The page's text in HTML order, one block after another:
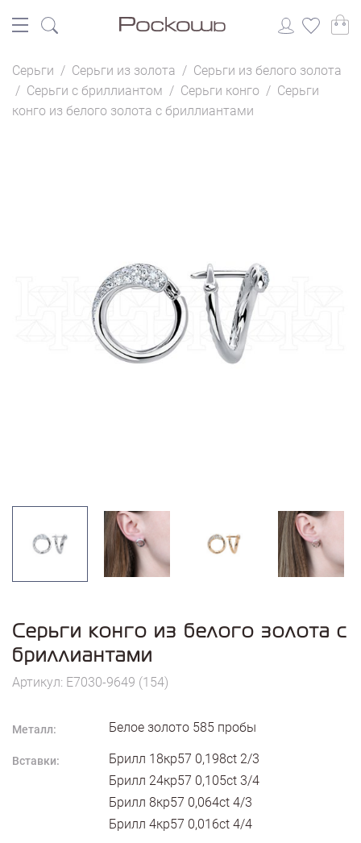
Серьги / Серьги из золота / Серьги из белого золота
/ Серьги с бриллиантом / Серьги конго / Серьги
конго из белого золота с бриллиантами
Серьги конго из белого золота с
бриллиантами
Артикул: E7030-9649 (154)
Металл: Белое золото 585 пробы
Вставки:
Брилл 18кр57 0,198ct 2/3
Брилл 24кр57 0,105ct 3/4
Брилл 8кр57 0,064ct 4/3
Брилл 4кр57 0,016ct 4/4